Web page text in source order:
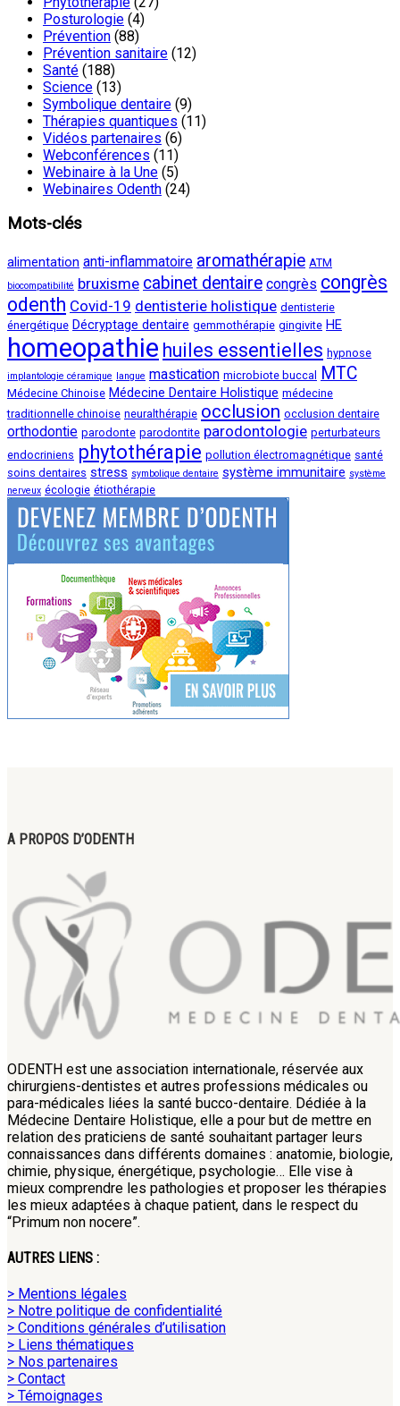
Posturologie (4)
Prévention (88)
Prévention sanitaire (12)
Santé (188)
Science (13)
Symbolique dentaire (9)
Thérapies quantiques (11)
Vidéos partenaires (6)
Webconférences (11)
Webinaire à la Une (5)
Webinaires Odenth (24)
Mots-clés
alimentation anti-inflammatoire aromathérapie ATM
biocompatibilité bruxisme cabinet dentaire congrès congrès
odenth Covid-19 dentisterie holistique dentisterie
énergétique Décryptage dentaire gemmothérapie gingivite HE
homeopathie huiles essentielles hypnose
implantologie céramique langue mastication microbiote buccal MTC
Médecine Chinoise Médecine Dentaire Holistique médecine
traditionnelle chinoise neuralthérapie occlusion occlusion dentaire
orthodontie parodonte parodontite parodontologie perturbateurs
endocriniens phytothérapie pollution électromagnétique santé
soins dentaires stress symbolique dentaire système immunitaire système
nerveux écologie étiothérapie
A PROPOS D’ODENTH
ODENTH est une association internationale, réservée aux
chirurgiens-dentistes et autres professions médicales ou
para-médicales liées la santé bucco-dentaire. Dédiée à la
Médecine Dentaire Holistique, elle a pour but de mettre en
relation des praticiens de santé souhaitant partager leurs
connaissances dans différents domaines : anatomie, biologie,
chimie, physique, énergétique, psychologie… Elle vise à
mieux comprendre les pathologies et proposer les thérapies
les mieux adaptées à chaque patient, dans le respect du
“Primum non nocere”.
AUTRES LIENS :
> Mentions légales
> Notre politique de confidentialité
> Conditions générales d’utilisation
> Liens thématiques
> Nos partenaires
> Contact
> Témoignages